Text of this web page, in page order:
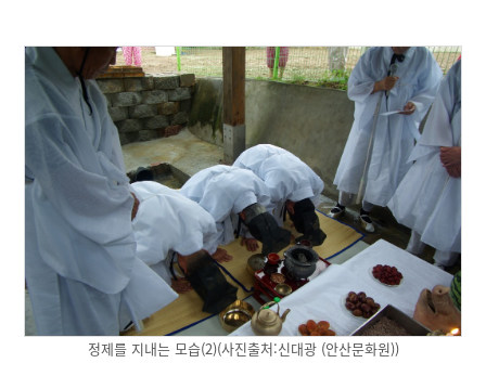
정제를 지내는 모습(2)(사진출처:신대광 (안산문화원))